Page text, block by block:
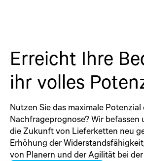
Erreicht Ihre
ihr volles
Nutzen Sie das maximale
Nachfrageprognose? Wir befassen
die Zukunft von Lieferketten neu
Erhöhung der
von Planern und der Agilität bei